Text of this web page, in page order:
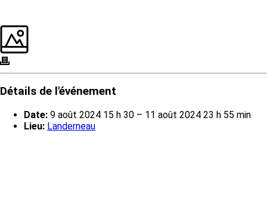
Détails de l'événement
Date: 9 août 2024 15 h 30 – 11 août 2024 23 h 55 min
Lieu: Landerneau